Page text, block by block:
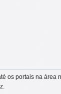
os portais na